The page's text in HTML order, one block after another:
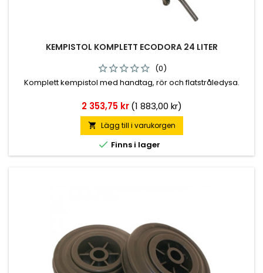
KEMPISTOL KOMPLETT ECODORA 24 LITER
(0)
Komplett kempistol med handtag, rör och flatstråledysa.
Pris
2 353,75 kr (1 883,00 kr)
 Lägg till i varukorgen
 Finns i lager